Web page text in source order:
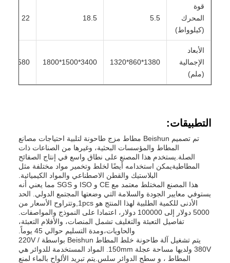
قوة
المحرك
(كيلوواط)
5.5
18.5
22
الأبعاد
الإجمالية
(ملم)
1380*860*1320
3400*1500*1800
3580*1550*1695
التطبيقات:
تم تصميم Beishun مطاط مزج طاحونة لتلبية احتياجات مصانع
المطاط والمؤسسات البحثية، وغيرها من الصناعات ذات
الصلة.يستخدم هذا المصنع على نطاق واسع في إنتاج الصفائح
المطاطيةيمكن استخدامه أيضًا لخلط وتخمير مواد مختلفة مثل
البلاستيك والقطن الاصطناعي والمواد الكيميائية.
هذا المصنع المختلط معتمد مع CE و ISO و SGS مما يعني أنه
يستوفي معايير الجودة والسلامة التي وضعتها المجتمع الدولي. الحد
الأدنى للكمية الطلبية لهذا المنتج هو 1pcs,وتتراوح الأسعار من
5000 دولار إلى 100000 دولار، اعتمادا على النموذج والمواصفات.
تفاصيل التعبئة والتغليف تشمل المنصات، والأفلام التعبئة،
والحاويات،ومدة التسليم حوالي 45 يوماً.
يتم تشغيل آلة طاحونة خلط المطاط Beishun بواسطة 220V /
380V ولديها مساحة عجلة 150mm. المواد المستخدمة للدوائر هي
المطاط ، و سطح الدوائر سلس.يتم تبريد الألواح بالماء لمنع